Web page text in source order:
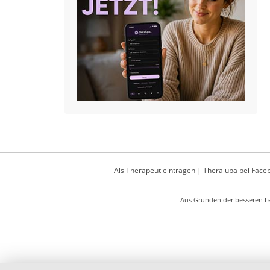
Als Therapeut eintragen| Theralupa bei
Aus Gründen der besseren